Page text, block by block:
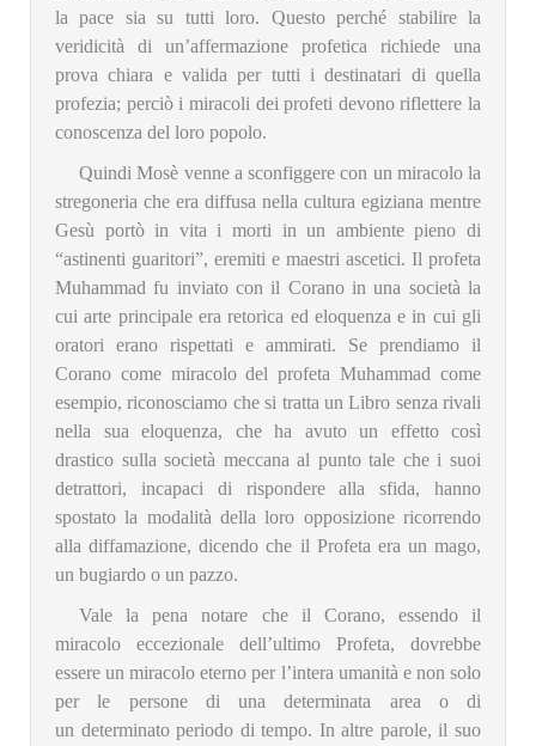
la pace sia su tutti loro. Questo perché stabilire la
veridicità di un’affermazione profetica richiede una
prova chiara e valida per tutti i destinatari di quella
profezia; perciò i miracoli dei profeti devono riflettere la
conoscenza del loro popolo.
Quindi Mosè venne a sconfiggere con un miracolo la
stregoneria che era diffusa nella cultura egiziana mentre
Gesù portò in vita i morti in un ambiente pieno di
“astinenti guaritori”, eremiti e maestri ascetici. Il profeta
Muhammad fu inviato con il Corano in una società la
cui arte principale era retorica ed eloquenza e in cui gli
oratori erano rispettati e ammirati. Se prendiamo il
Corano come miracolo del profeta Muhammad come
esempio, riconosciamo che si tratta un Libro senza rivali
nella sua eloquenza, che ha avuto un effetto così
drastico sulla società meccana al punto tale che i suoi
detrattori, incapaci di rispondere alla sfida, hanno
spostato la modalità della loro opposizione ricorrendo
alla diffamazione, dicendo che il Profeta era un mago,
un bugiardo o un pazzo.
Vale la pena notare che il Corano, essendo il
miracolo eccezionale dell’ultimo Profeta, dovrebbe
essere un miracolo eterno per l’intera umanità e non solo
per le persone di una determinata area o di
un determinato periodo di tempo. In altre parole, il suo